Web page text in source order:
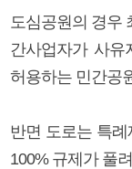
도심공원의 경우
간사업자가 사유
허용하는 민간공
반면 도로는 특
100% 규제가 풀